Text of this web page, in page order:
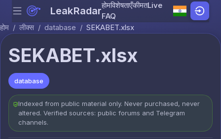
Skip to content
Menu LeakRadarहोमविशेषताएँकीमतLive
FAQ
होम / लीक्स / database / SEKABET.xlsx
SEKABET.xlsx
database
Indexed from public material only. Never purchased, never
altered. Verified sources: public forums and Telegram
channels.